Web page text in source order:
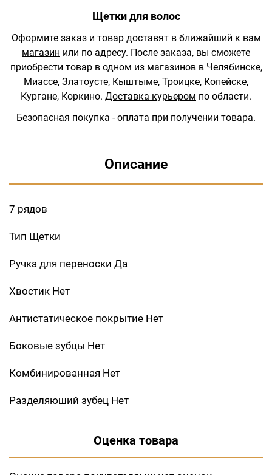
Щетки для волос
Оформите заказ и товар доставят в ближайший к вам
магазин или по адресу. После заказа, вы сможете
приобрести товар в одном из магазинов в Челябинске,
Миассе, Златоусте, Кыштыме, Троицке, Копейске,
Кургане, Коркино. Доставка курьером по области.
Безопасная покупка - оплата при получении товара.
Описание
7 рядов
Тип Щетки
Ручка для переноски Да
Хвостик Нет
Антистатическое покрытие Нет
Боковые зубцы Нет
Комбинированная Нет
Разделяюший зубец Нет
Оценка товара